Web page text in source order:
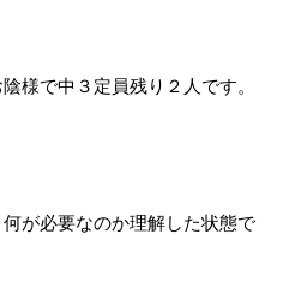
様で中３定員残り２人です。
が必要なのか理解した状態で